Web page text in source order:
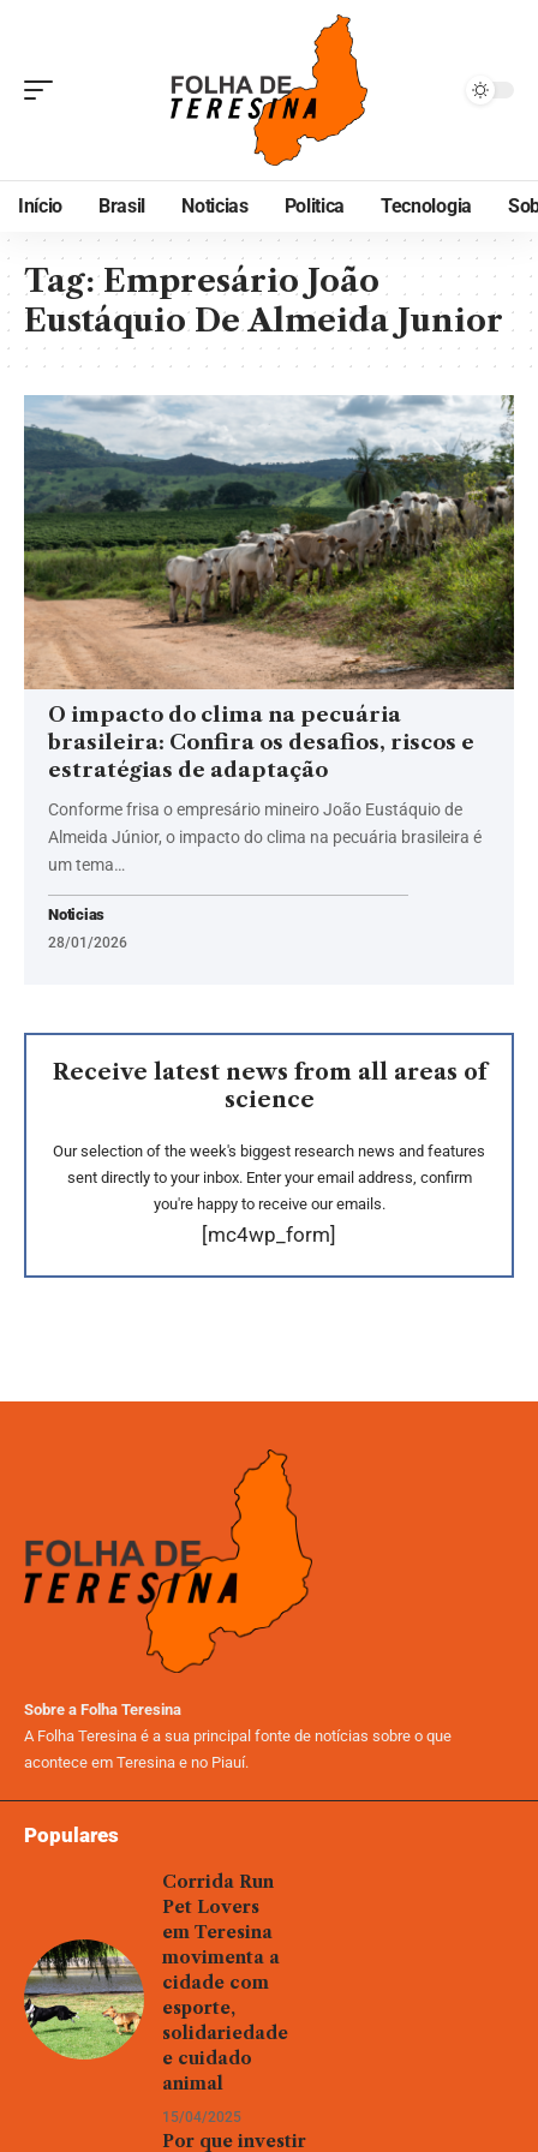
Início Brasil Noticias Politica Tecnologia
Tag:Empresário João
Eustáquio De Almeida Junior
O impacto do clima na pecuária
brasileira: Confira os desafios, riscos e
estratégias de adaptação
Conforme frisa o empresário mineiro João Eustáquio de
Almeida Júnior, o impacto do clima na pecuária brasileira é
um tema…
Noticias
28/01/2026
Receive latest news from all areas of
science
Our selection of the week's biggest research news and features
sent directly to your inbox. Enter your email address, confirm
you're happy to receive our emails.
[mc4wp_form]
Sobre a Folha Teresina
A Folha Teresina é a sua principal fonte de notícias sobre o que
acontece em Teresina e no Piauí.
Populares
Corrida Run
Pet Lovers
em Teresina
movimenta a
cidade com
esporte,
solidariedade
e cuidado
animal
15/04/2025
Por que investir